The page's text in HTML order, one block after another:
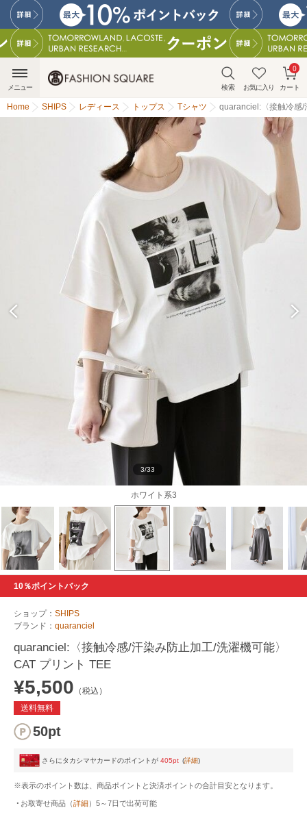
検索 お気に入り カート
0
メニュー
Home SHIPS レディース トップス Tシャツ quaranciel:〈接触冷感/
ホワイト系3
3/33
10％ポイントバック
ショップ： SHIPS
ブランド： quaranciel
quaranciel:〈接触冷感/汗染み防止加工/洗濯機可能〉
CAT プリント TEE
¥5,500 （税込）
送料無料
50pt
さらにタカシマヤカードのポイントが 405pt (詳細)
※表示のポイント数は、商品ポイントと決済ポイントの合計目安となります。
お取寄せ商品 （詳細） 5～7日で出荷可能